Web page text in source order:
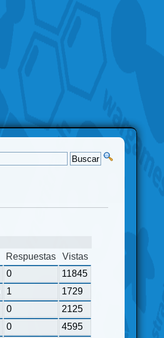
Respuestas
Vistas
0
11845
1
1729
0
2125
0
4595